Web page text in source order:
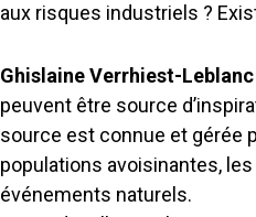
aux risques industriels ?
Ghislaine Verrhiest-Leblanc
peuvent être source
source est connue et gérée
populations avoisinantes,
événements naturels.